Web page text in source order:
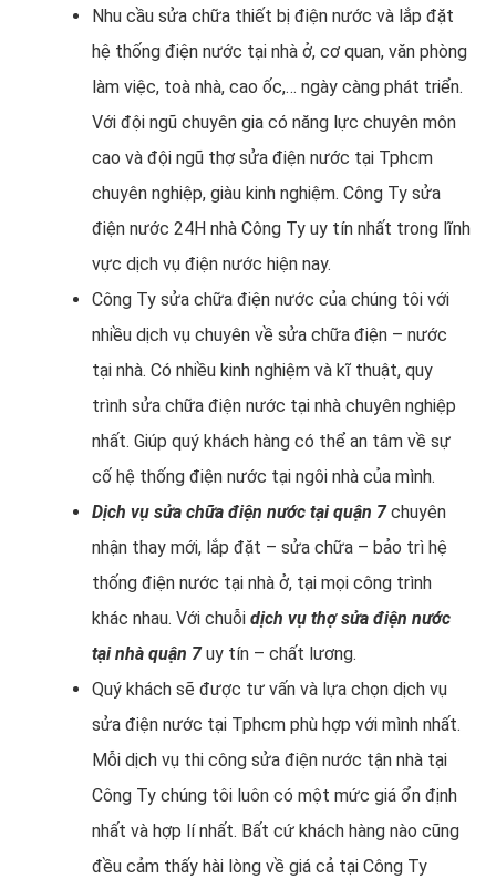
Nhu cầu sửa chữa thiết bị điện nước và lắp đặt
hệ thống điện nước tại nhà ở, cơ quan, văn phòng
làm việc, toà nhà, cao ốc,… ngày càng phát triển.
Với đội ngũ chuyên gia có năng lực chuyên môn
cao và đội ngũ thợ sửa điện nước tại Tphcm
chuyên nghiệp, giàu kinh nghiệm. Công Ty sửa
điện nước 24H nhà Công Ty uy tín nhất trong lĩnh
vực dịch vụ điện nước hiện nay.
Công Ty sửa chữa điện nước của chúng tôi với
nhiều dịch vụ chuyên về sửa chữa điện – nước
tại nhà. Có nhiều kinh nghiệm và kĩ thuật, quy
trình sửa chữa điện nước tại nhà chuyên nghiệp
nhất. Giúp quý khách hàng có thể an tâm về sự
cố hệ thống điện nước tại ngôi nhà của mình.
Dịch vụ sửa chữa điện nước tại quận 7chuyên
nhận thay mới, lắp đặt – sửa chữa – bảo trì hệ
thống điện nước tại nhà ở, tại mọi công trình
khác nhau. Với chuỗi dịch vụ thợ sửa điện nước
tại nhà quận 7 uy tín – chất lương.
Quý khách sẽ được tư vấn và lựa chọn dịch vụ
sửa điện nước tại Tphcm phù hợp với mình nhất.
Mỗi dịch vụ thi công sửa điện nước tận nhà tại
Công Ty chúng tôi luôn có một mức giá ổn định
nhất và hợp lí nhất. Bất cứ khách hàng nào cũng
đều cảm thấy hài lòng về giá cả tại Công Ty